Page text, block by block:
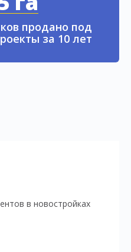
продано под
за 10 лет
в новостройках